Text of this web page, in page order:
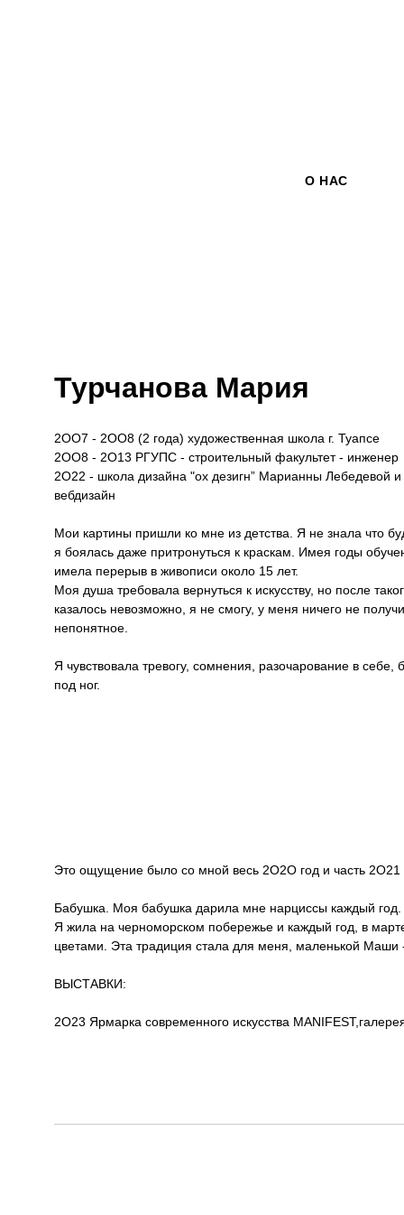
О НАС
Турчанова Мария
2ОО7 - 2ОО8 (2 года) художественная школа г. Туапсе
2ОО8 - 2О13 РГУПС - строительный факультет - инженер
2О22 - школа дизайна "ох дезигн” Марианны Лебедевой
вебдизайн
Мои картины пришли ко мне из детства. Я не знала что
я боялась даже притронуться к краскам. Имея годы
имела перерыв в живописи около 15 лет.
Моя душа требовала вернуться к искусству, но после
казалось невозможно, я не смогу, у меня ничего не
непонятное.
Я чувствовала тревогу, сомнения, разочарование в себе,
под ног.
Это ощущение было со мной весь 2О2О год и часть
Бабушка. Моя бабушка дарила мне нарциссы каждый год.
Я жила на черноморском побережье и каждый год, в
цветами. Эта традиция стала для меня, маленькой Маши
ВЫСТАВКИ:
2О23 Ярмарка современного искусства